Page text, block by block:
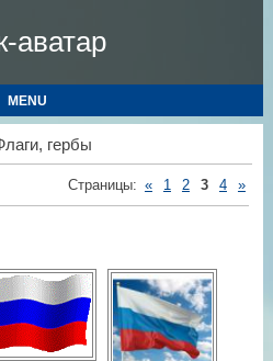
аватар
MENU
гербы
Страницы: « 1 2 3 4 »